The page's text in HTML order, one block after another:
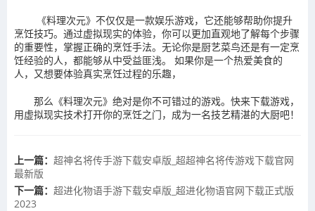
《料理次元》不仅仅是一款娱乐游戏，它还能够帮助你提升
烹饪技巧。通过虚拟现实的体验，你可以更加直观地了解每个步骤
的重要性，掌握正确的烹饪手法。无论你是厨艺菜鸟还是有一定烹
饪经验的人，都能够从中受益匪浅。 如果你是一个热爱美食的
人，又想要体验真实烹饪过程的乐趣，
那么《料理次元》绝对是你不可错过的游戏。快来下载游戏，
用虚拟现实技术打开你的烹饪之门，成为一名技艺精湛的大厨吧！
上一篇： ​超神名将传手游下载安卓版_超超神名将传游戏下载官网
最新版
下一篇： ​超进化物语手游下载安卓版_超进化物语官网下载正式版
2023